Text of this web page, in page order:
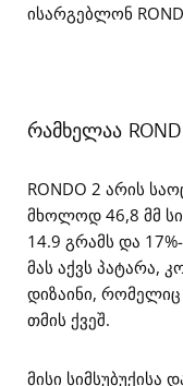
ისარგებლონ
რამხელაა
RONDO 2 არის
მხოლოდ 46,8 მმ
14.9 გრამს და
მას აქვს პატარა,
დიზაინი,
თმის ქვეშ.
მისი სიმსუბუქისა